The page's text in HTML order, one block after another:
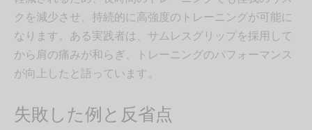
クを減少させ、持続的に高強度のトレーニングが可能に
なります。ある実践者は、サムレスグリップを採用して
から肩の痛みが和らぎ、トレーニングのパフォーマンス
が向上したと語っています。
失敗した例と反省点